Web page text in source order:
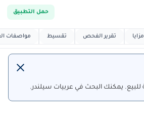
حمل التطبيق
دي ماركت
يمكنك البحث في عربيات سيلندر.
مزايا تقرير الفحص تقسيط مواصفات